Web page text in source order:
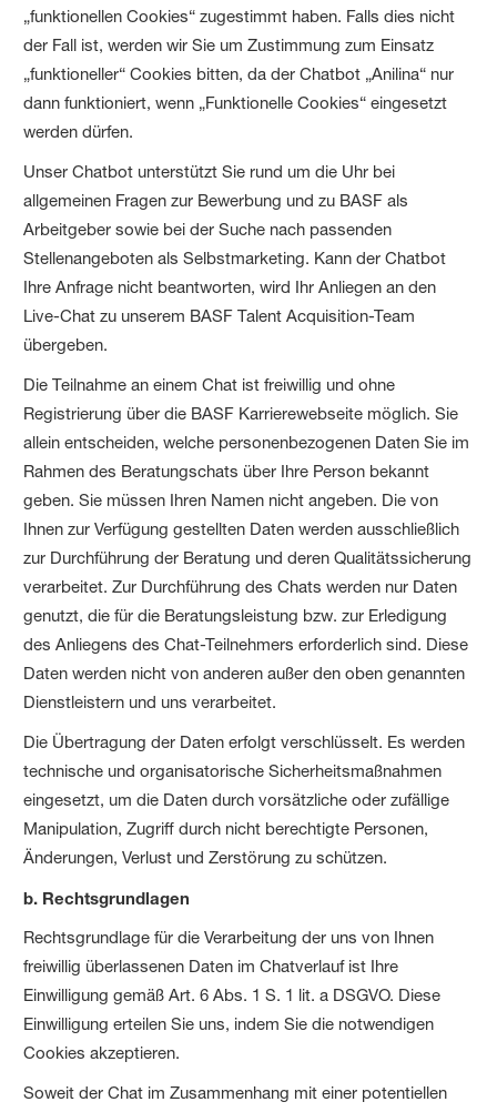
„funktionellen Cookies“ zugestimmt haben. Falls dies nicht
der Fall ist, werden wir Sie um Zustimmung zum Einsatz
„funktioneller“ Cookies bitten, da der Chatbot „Anilina“ nur
dann funktioniert, wenn „Funktionelle Cookies“ eingesetzt
werden dürfen.
Unser Chatbot unterstützt Sie rund um die Uhr bei
allgemeinen Fragen zur Bewerbung und zu BASF als
Arbeitgeber sowie bei der Suche nach passenden
Stellenangeboten als Selbstmarketing. Kann der Chatbot
Ihre Anfrage nicht beantworten, wird Ihr Anliegen an den
Live-Chat zu unserem BASF Talent Acquisition-Team
übergeben.
Die Teilnahme an einem Chat ist freiwillig und ohne
Registrierung über die BASF Karrierewebseite möglich. Sie
allein entscheiden, welche personenbezogenen Daten Sie im
Rahmen des Beratungschats über Ihre Person bekannt
geben. Sie müssen Ihren Namen nicht angeben. Die von
Ihnen zur Verfügung gestellten Daten werden ausschließlich
zur Durchführung der Beratung und deren Qualitätssicherung
verarbeitet. Zur Durchführung des Chats werden nur Daten
genutzt, die für die Beratungsleistung bzw. zur Erledigung
des Anliegens des Chat-Teilnehmers erforderlich sind. Diese
Daten werden nicht von anderen außer den oben genannten
Dienstleistern und uns verarbeitet.
Die Übertragung der Daten erfolgt verschlüsselt. Es werden
technische und organisatorische Sicherheitsmaßnahmen
eingesetzt, um die Daten durch vorsätzliche oder zufällige
Manipulation, Zugriff durch nicht berechtigte Personen,
Änderungen, Verlust und Zerstörung zu schützen.
b. Rechtsgrundlagen
Rechtsgrundlage für die Verarbeitung der uns von Ihnen
freiwillig überlassenen Daten im Chatverlauf ist Ihre
Einwilligung gemäß Art. 6 Abs. 1 S. 1 lit. a DSGVO. Diese
Einwilligung erteilen Sie uns, indem Sie die notwendigen
Cookies akzeptieren.
Soweit der Chat im Zusammenhang mit einer potentiellen